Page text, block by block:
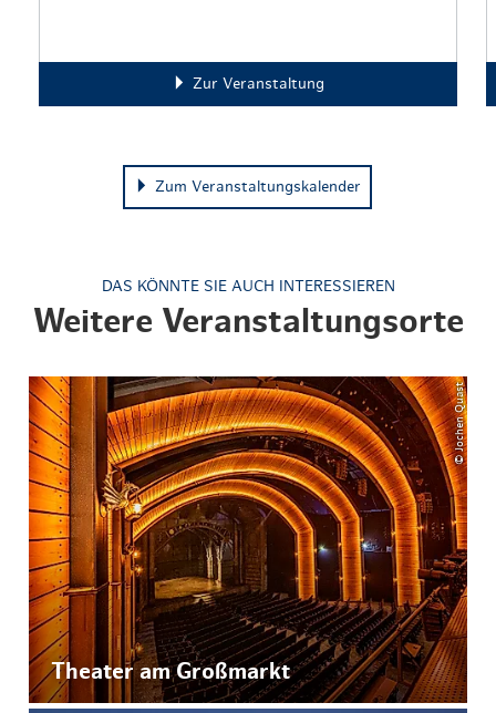
Zur Veranstaltung
Zum Veranstaltungskalender
DAS KÖNNTE SIE AUCH INTERESSIEREN
Weitere Veranstaltungsorte
© Jochen Quast
Theater am Großmarkt